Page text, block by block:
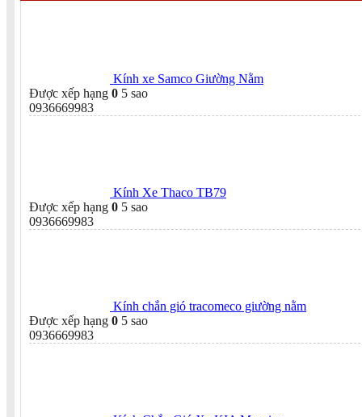
Kính xe Samco Giường Nằm
Được xếp hạng 0 5 sao
0936669983
Kính Xe Thaco TB79
Được xếp hạng 0 5 sao
0936669983
Kính chắn gió tracomeco giường nằm
Được xếp hạng 0 5 sao
0936669983